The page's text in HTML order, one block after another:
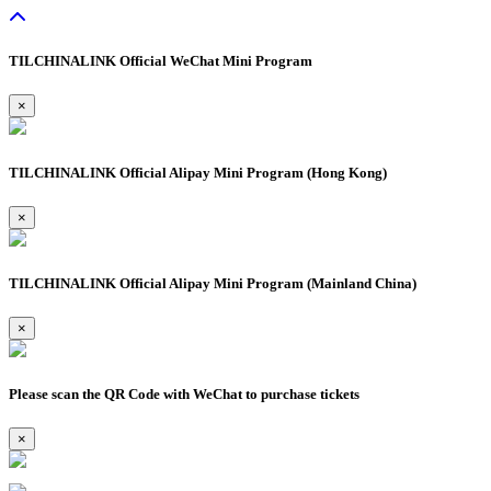
TILCHINALINK Official WeChat Mini Program
×
TILCHINALINK Official Alipay Mini Program (Hong Kong)
×
TILCHINALINK Official Alipay Mini Program (Mainland China)
×
Please scan the QR Code with WeChat to purchase tickets
×